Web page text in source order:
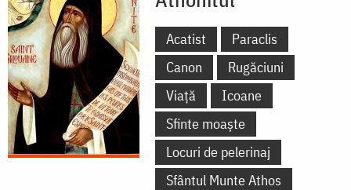
Acatist
Paraclis
Canon
Rugăciuni
Viață
Icoane
Sfinte moaște
Locuri de pelerinaj
Sfântul Munte Athos